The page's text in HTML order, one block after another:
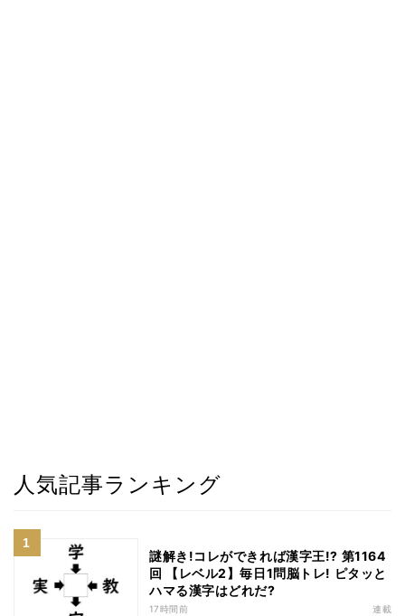
人気記事ランキング
謎解き!コレができれば漢字王!? 第1164
回 【レベル2】毎日1問脳トレ! ピタッと
ハマる漢字はどれだ?
17時間前 連載